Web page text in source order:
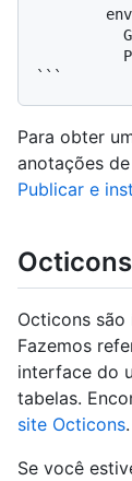
Para obter
anotações
Publicar e
Octicons
Octicons
Fazemos
interface do
tabelas.
site Octicons.
Se você